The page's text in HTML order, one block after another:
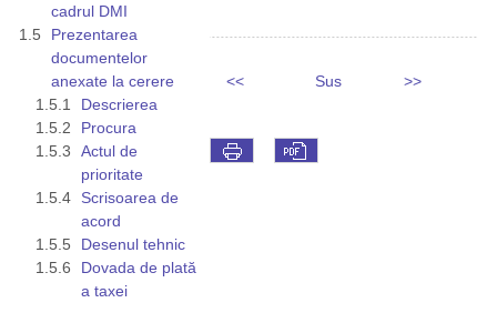
cadrul DMI
Prezentarea
documentelor
anexate la cerere
Descrierea
Procura
Actul de
prioritate
Scrisoarea de
acord
Desenul tehnic
Dovada de plată
a taxei
<< Sus >>